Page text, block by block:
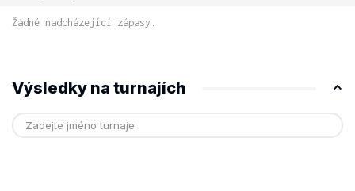
Žádné nadcházející zápasy.
Výsledky na turnajích